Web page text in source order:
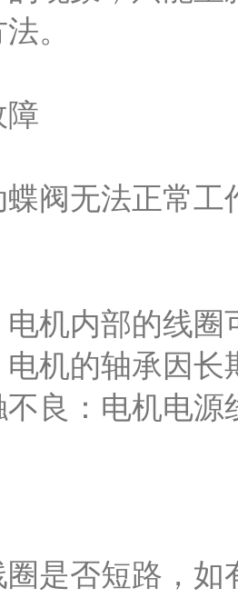
。
障
阀无法正常工
机内部的线
机的轴承因
良：电机电
是否短路，